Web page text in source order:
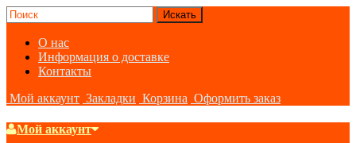
О нас
Информация о доставке
Контакты
Мой аккаунт Закладки Корзина Оформить заказ
Мой аккаунт